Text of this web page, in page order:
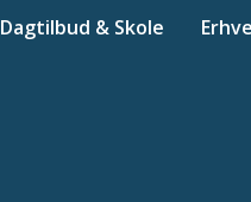
Dagtilbud & Skole